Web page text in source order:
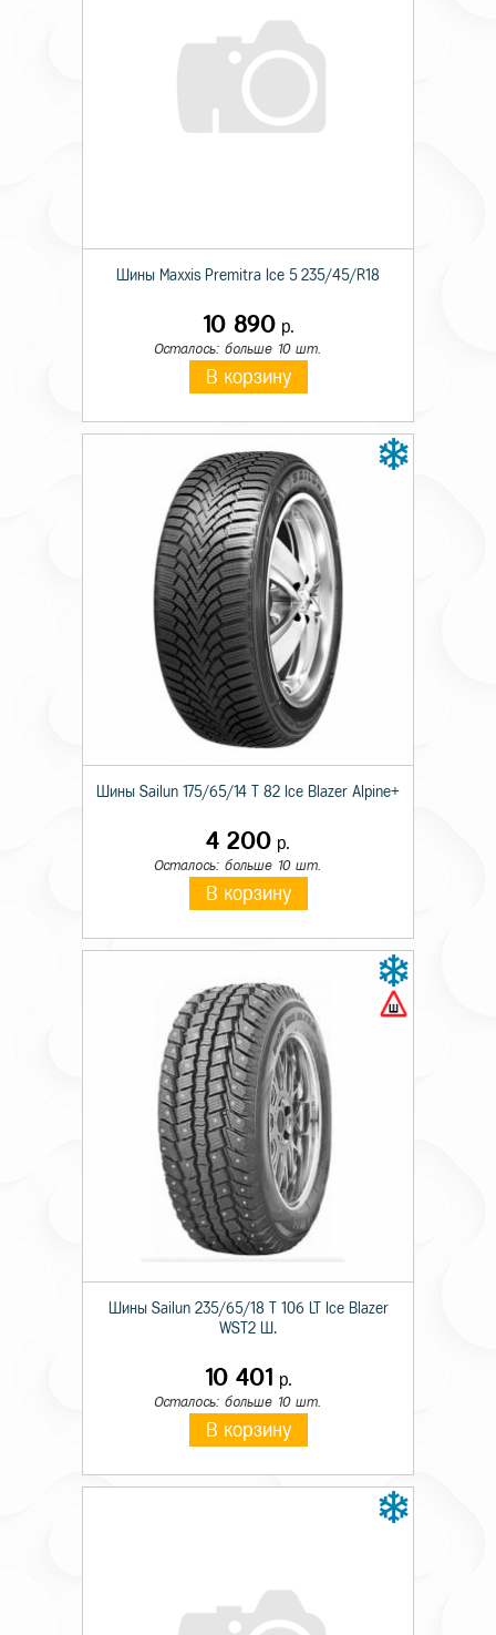
Шины Maxxis Premitra Ice 5 235/45/R18
10 890р.
Осталось: больше 10 шт.
В корзину
Шины Sailun 175/65/14 T 82 Ice Blazer Alpine+
4 200 р.
Осталось: больше 10 шт.
В корзину
Шины Sailun 235/65/18 T 106 LT Ice Blazer
WST2 Ш.
10 401 р.
Осталось: больше 10 шт.
В корзину